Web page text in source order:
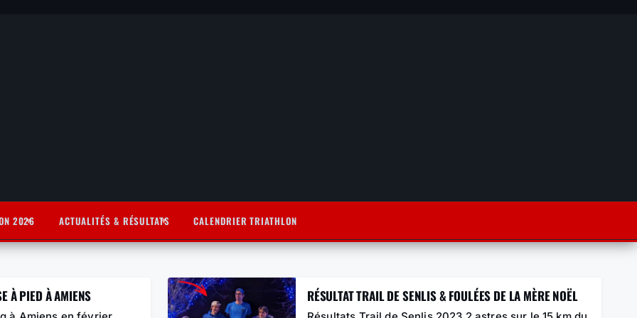
2026 ACTUALITÉS & RÉSULTATS CALENDRIER TRIATHLON
À PIED À AMIENS RÉSULTAT TRAIL DE SENLIS & FOULÉES DE LA MÈRE NOËL